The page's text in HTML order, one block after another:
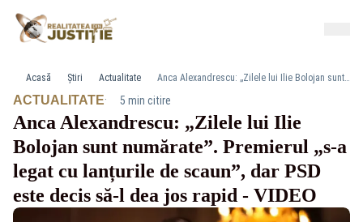
Acasă Știri Actualitate Anca Alexandrescu: „Zilele lui Ilie Bolojan sunt numărate”. Premierul „s-a legat cu lanțurile de scaun”, dar PSD este decis să-l dea jos rapid - VIDEO
ACTUALITATE· 5 min citire
Anca Alexandrescu: „Zilele lui Ilie
Bolojan sunt numărate”. Premierul „s-a
legat cu lanțurile de scaun”, dar PSD
este decis să-l dea jos rapid - VIDEO